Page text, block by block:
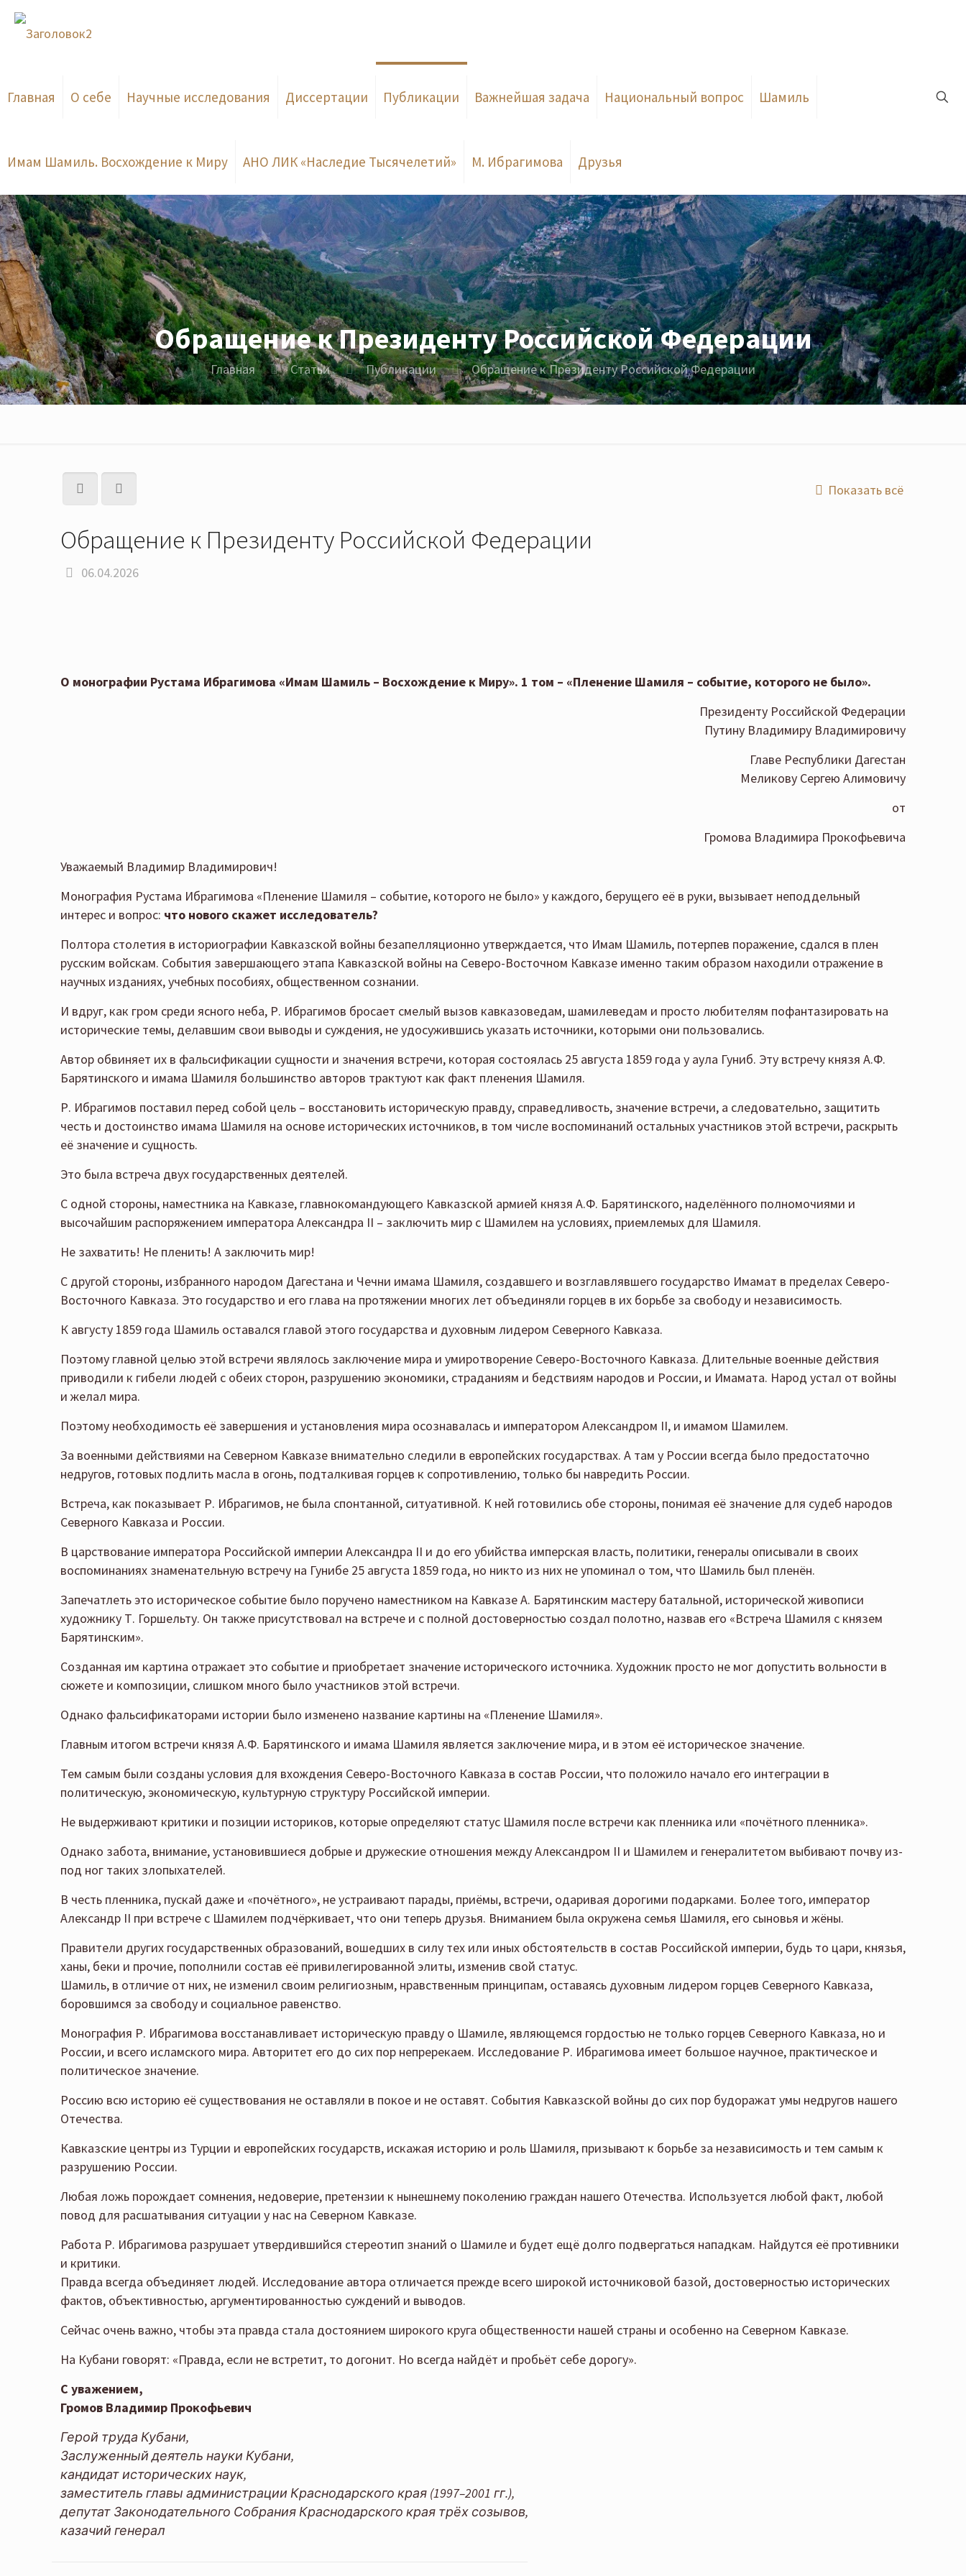
Главная О себе Научные исследования Диссертации Публикации Важнейшая задача Национальный вопрос Шамиль
Имам Шамиль. Восхождение к Миру АНО ЛИК «Наследие Тысячелетий» М. Ибрагимова Друзья
Обращение к Президенту Российской Федерации
Главная Статьи Публикации Обращение к Президенту Российской Федерации
Показать всё
Обращение к Президенту Российской Федерации
06.04.2026
О монографии Рустама Ибрагимова «Имам Шамиль – Восхождение к Миру». 1 том – «Пленение Шамиля – событие, которого не было».
Президенту Российской Федерации
Путину Владимиру Владимировичу
Главе Республики Дагестан
Меликову Сергею Алимовичу
от
Громова Владимира Прокофьевича
Уважаемый Владимир Владимирович!
Монография Рустама Ибрагимова «Пленение Шамиля – событие, которого не было» у каждого, берущего её в руки, вызывает неподдельный
интерес и вопрос: что нового скажет исследователь?
Полтора столетия в историографии Кавказской войны безапелляционно утверждается, что Имам Шамиль, потерпев поражение, сдался в плен
русским войскам. События завершающего этапа Кавказской войны на Северо-Восточном Кавказе именно таким образом находили отражение в
научных изданиях, учебных пособиях, общественном сознании.
И вдруг, как гром среди ясного неба, Р. Ибрагимов бросает смелый вызов кавказоведам, шамилеведам и просто любителям пофантазировать на
исторические темы, делавшим свои выводы и суждения, не удосужившись указать источники, которыми они пользовались.
Автор обвиняет их в фальсификации сущности и значения встречи, которая состоялась 25 августа 1859 года у аула Гуниб. Эту встречу князя А.Ф.
Барятинского и имама Шамиля большинство авторов трактуют как факт пленения Шамиля.
Р. Ибрагимов поставил перед собой цель – восстановить историческую правду, справедливость, значение встречи, а следовательно, защитить
честь и достоинство имама Шамиля на основе исторических источников, в том числе воспоминаний остальных участников этой встречи, раскрыть
её значение и сущность.
Это была встреча двух государственных деятелей.
С одной стороны, наместника на Кавказе, главнокомандующего Кавказской армией князя А.Ф. Барятинского, наделённого полномочиями и
высочайшим распоряжением императора Александра II – заключить мир с Шамилем на условиях, приемлемых для Шамиля.
Не захватить! Не пленить! А заключить мир!
С другой стороны, избранного народом Дагестана и Чечни имама Шамиля, создавшего и возглавлявшего государство Имамат в пределах Северо-
Восточного Кавказа. Это государство и его глава на протяжении многих лет объединяли горцев в их борьбе за свободу и независимость.
К августу 1859 года Шамиль оставался главой этого государства и духовным лидером Северного Кавказа.
Поэтому главной целью этой встречи являлось заключение мира и умиротворение Северо-Восточного Кавказа. Длительные военные действия
приводили к гибели людей с обеих сторон, разрушению экономики, страданиям и бедствиям народов и России, и Имамата. Народ устал от войны
и желал мира.
Поэтому необходимость её завершения и установления мира осознавалась и императором Александром II, и имамом Шамилем.
За военными действиями на Северном Кавказе внимательно следили в европейских государствах. А там у России всегда было предостаточно
недругов, готовых подлить масла в огонь, подталкивая горцев к сопротивлению, только бы навредить России.
Встреча, как показывает Р. Ибрагимов, не была спонтанной, ситуативной. К ней готовились обе стороны, понимая её значение для судеб народов
Северного Кавказа и России.
В царствование императора Российской империи Александра II и до его убийства имперская власть, политики, генералы описывали в своих
воспоминаниях знаменательную встречу на Гунибе 25 августа 1859 года, но никто из них не упоминал о том, что Шамиль был пленён.
Запечатлеть это историческое событие было поручено наместником на Кавказе А. Барятинским мастеру батальной, исторической живописи
художнику Т. Горшельту. Он также присутствовал на встрече и с полной достоверностью создал полотно, назвав его «Встреча Шамиля с князем
Барятинским».
Созданная им картина отражает это событие и приобретает значение исторического источника. Художник просто не мог допустить вольности в
сюжете и композиции, слишком много было участников этой встречи.
Однако фальсификаторами истории было изменено название картины на «Пленение Шамиля».
Главным итогом встречи князя А.Ф. Барятинского и имама Шамиля является заключение мира, и в этом её историческое значение.
Тем самым были созданы условия для вхождения Северо-Восточного Кавказа в состав России, что положило начало его интеграции в
политическую, экономическую, культурную структуру Российской империи.
Не выдерживают критики и позиции историков, которые определяют статус Шамиля после встречи как пленника или «почётного пленника».
Однако забота, внимание, установившиеся добрые и дружеские отношения между Александром II и Шамилем и генералитетом выбивают почву из-
под ног таких злопыхателей.
В честь пленника, пускай даже и «почётного», не устраивают парады, приёмы, встречи, одаривая дорогими подарками. Более того, император
Александр II при встрече с Шамилем подчёркивает, что они теперь друзья. Вниманием была окружена семья Шамиля, его сыновья и жёны.
Правители других государственных образований, вошедших в силу тех или иных обстоятельств в состав Российской империи, будь то цари, князья,
ханы, беки и прочие, пополнили состав её привилегированной элиты, изменив свой статус.
Шамиль, в отличие от них, не изменил своим религиозным, нравственным принципам, оставаясь духовным лидером горцев Северного Кавказа,
боровшимся за свободу и социальное равенство.
Монография Р. Ибрагимова восстанавливает историческую правду о Шамиле, являющемся гордостью не только горцев Северного Кавказа, но и
России, и всего исламского мира. Авторитет его до сих пор непререкаем. Исследование Р. Ибрагимова имеет большое научное, практическое и
политическое значение.
Россию всю историю её существования не оставляли в покое и не оставят. События Кавказской войны до сих пор будоражат умы недругов нашего
Отечества.
Кавказские центры из Турции и европейских государств, искажая историю и роль Шамиля, призывают к борьбе за независимость и тем самым к
разрушению России.
Любая ложь порождает сомнения, недоверие, претензии к нынешнему поколению граждан нашего Отечества. Используется любой факт, любой
повод для расшатывания ситуации у нас на Северном Кавказе.
Работа Р. Ибрагимова разрушает утвердившийся стереотип знаний о Шамиле и будет ещё долго подвергаться нападкам. Найдутся её противники
и критики.
Правда всегда объединяет людей. Исследование автора отличается прежде всего широкой источниковой базой, достоверностью исторических
фактов, объективностью, аргументированностью суждений и выводов.
Сейчас очень важно, чтобы эта правда стала достоянием широкого круга общественности нашей страны и особенно на Северном Кавказе.
На Кубани говорят: «Правда, если не встретит, то догонит. Но всегда найдёт и пробьёт себе дорогу».
С уважением,
Громов Владимир Прокофьевич
Герой труда Кубани,
Заслуженный деятель науки Кубани,
кандидат исторических наук,
заместитель главы администрации Краснодарского края (1997–2001 гг.),
депутат Законодательного Собрания Краснодарского края трёх созывов,
казачий генерал